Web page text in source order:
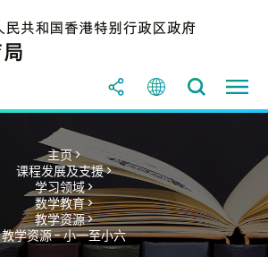
主页 >
课程发展及支援 >
学习领域 >
数学教育 >
教学资源 >
教学资源 - 小一至小六